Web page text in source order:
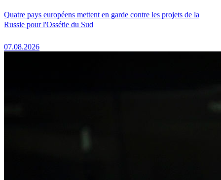
Quatre pays européens mettent en garde contre les projets de la
Russie pour l'Ossétie du Sud
07.08.2026